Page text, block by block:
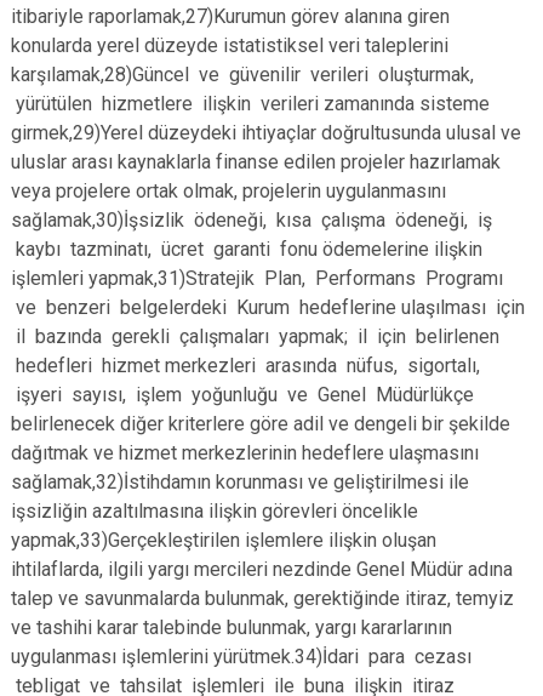
itibariyle raporlamak,27)Kurumun görev alanına giren
konularda yerel düzeyde istatistiksel veri taleplerini
karşılamak,28)Güncel ve güvenilir verileri oluşturmak,
yürütülen hizmetlere ilişkin verileri zamanında sisteme
girmek,29)Yerel düzeydeki ihtiyaçlar doğrultusunda ulusal ve
uluslar arası kaynaklarla finanse edilen projeler hazırlamak
veya projelere ortak olmak, projelerin uygulanmasını
sağlamak,30)İşsizlik ödeneği, kısa çalışma ödeneği, iş
kaybı tazminatı, ücret garanti fonu ödemelerine ilişkin
işlemleri yapmak,31)Stratejik Plan, Performans Programı
ve benzeri belgelerdeki Kurum hedeflerine ulaşılması için
il bazında gerekli çalışmaları yapmak; il için belirlenen
hedefleri hizmet merkezleri arasında nüfus, sigortalı,
işyeri sayısı, işlem yoğunluğu ve Genel Müdürlükçe
belirlenecek diğer kriterlere göre adil ve dengeli bir şekilde
dağıtmak ve hizmet merkezlerinin hedeflere ulaşmasını
sağlamak,32)İstihdamın korunması ve geliştirilmesi ile
işsizliğin azaltılmasına ilişkin görevleri öncelikle
yapmak,33)Gerçekleştirilen işlemlere ilişkin oluşan
ihtilaflarda, ilgili yargı mercileri nezdinde Genel Müdür adına
talep ve savunmalarda bulunmak, gerektiğinde itiraz, temyiz
ve tashihi karar talebinde bulunmak, yargı kararlarının
uygulanması işlemlerini yürütmek.34)İdari para cezası
tebligat ve tahsilat işlemleri ile buna ilişkin itiraz